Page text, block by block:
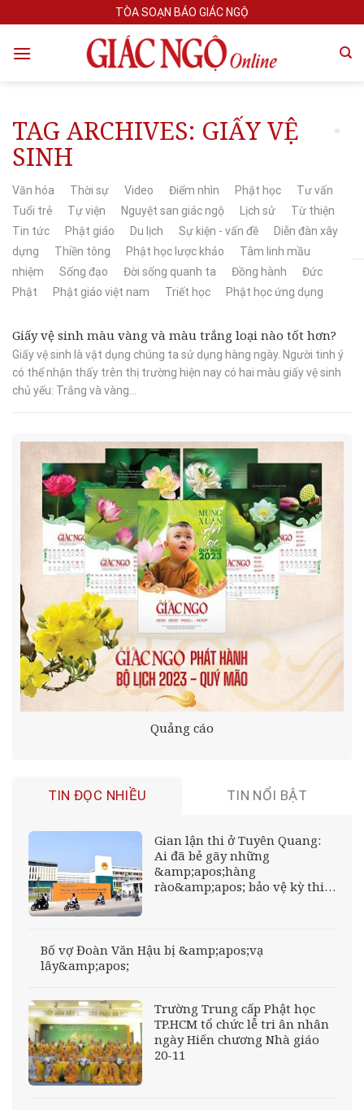
to
content
TÒA SOẠN BÁO GIÁC NGỘ
TAG ARCHIVES: GIẤY VỆ
SINH
Văn hóa Thời sự Video Điểm nhìn Phật học
Tư vấn
Tuổi trẻ
Tự viện Nguyệt san giác ngộ Lịch sử
Từ thiện
Tin tức
Phật giáo Du lịch Sự kiện - vấn đề
Diễn đàn xây
dựng
Thiền tông Phật học lược khảo
Tâm linh mầu
nhiệm
Sống đạo Đời sống quanh ta Đồng hành
Đức
Phật
Phật giáo việt nam Triết học Phật học ứng dụng
Giấy vệ sinh màu vàng và màu trắng loại nào tốt hơn?
Giấy vệ sinh là vật dụng chúng ta sử dụng hàng ngày. Người tinh ý
có thể nhận thấy trên thị trường hiện nay có hai màu giấy vệ sinh
chủ yếu: Trắng và vàng...
Quảng cáo
TIN ĐỌC NHIỀU TIN NỔI BẬT
Gian lận thi ở Tuyên Quang:
Ai đã bẻ gãy những
&amp;apos;hàng
rào&amp;apos; bảo vệ kỳ thi
Bố vợ Đoàn Văn Hậu bị &amp;apos;vạ
lây&amp;apos;
Trường Trung cấp Phật học
TP.HCM tổ chức lễ tri ân nhân
ngày Hiến chương Nhà giáo
20-11